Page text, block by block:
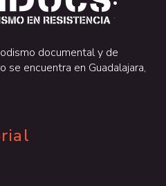
.
documental y de
se encuentra en Guadalajara,